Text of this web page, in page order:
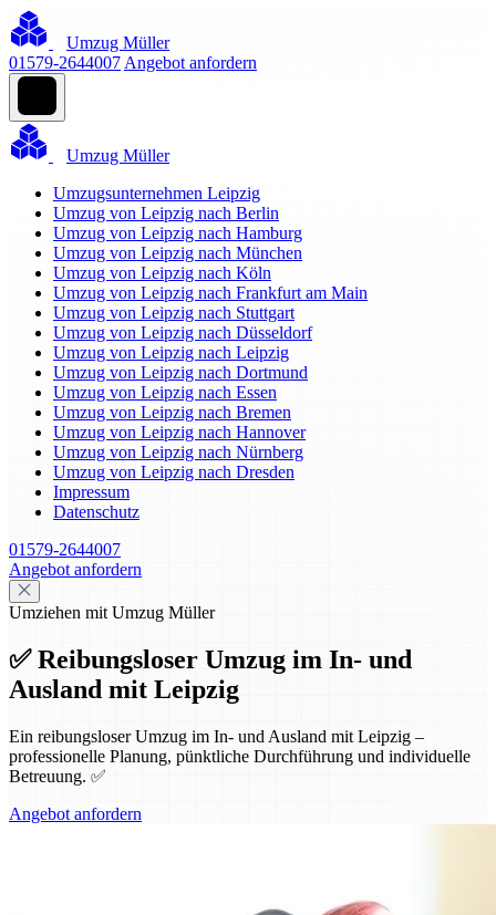
Umzug Müller
01579-2644007 Angebot anfordern
Umzug Müller
Umzugsunternehmen Leipzig
Umzug von Leipzig nach Berlin
Umzug von Leipzig nach Hamburg
Umzug von Leipzig nach München
Umzug von Leipzig nach Köln
Umzug von Leipzig nach Frankfurt am Main
Umzug von Leipzig nach Stuttgart
Umzug von Leipzig nach Düsseldorf
Umzug von Leipzig nach Leipzig
Umzug von Leipzig nach Dortmund
Umzug von Leipzig nach Essen
Umzug von Leipzig nach Bremen
Umzug von Leipzig nach Hannover
Umzug von Leipzig nach Nürnberg
Umzug von Leipzig nach Dresden
Impressum
Datenschutz
01579-2644007
Angebot anfordern
Umziehen mit Umzug Müller
✅ Reibungsloser Umzug im In- und
Ausland mit Leipzig
Ein reibungsloser Umzug im In- und Ausland mit Leipzig –
professionelle Planung, pünktliche Durchführung und individuelle
Betreuung. ✅
Angebot anfordern